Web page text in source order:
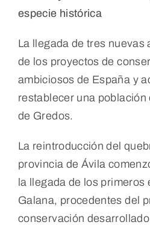
especie histórica
La llegada de tres nuevas
de los proyectos de
ambiciosos de España y
restablecer una población
de Gredos.
La reintroducción del
provincia de Ávila
la llegada de los primeros
Galana, procedentes del
conservación